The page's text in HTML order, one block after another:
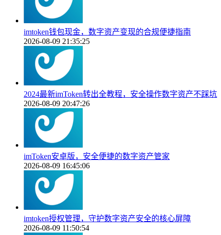
imtoken钱包现金，数字资产变现的合规便捷指南
2026-08-09 21:35:25
2024最新imToken转出全教程，安全操作数字资产不踩坑
2026-08-09 20:47:26
imToken安卓版，安全便捷的数字资产管家
2026-08-09 16:45:06
imtoken授权管理，守护数字资产安全的核心屏障
2026-08-09 11:50:54